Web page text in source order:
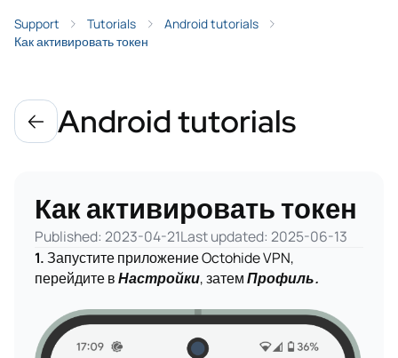
Support Tutorials
Android tutorials
Как активировать токен
Android tutorials
Как активировать токен
Published: 2023-04-21Last updated: 2025-06-13
1.Запустите приложение Octohide VPN,
перейдите вНастройки, затемПрофиль.